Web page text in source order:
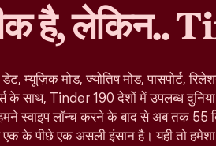
है, लेकिन..
म्यूज़िक मोड, ज्योतिष मोड, पासपोर्ट,
के साथ, Tinder 190 देशों में उपलब्ध
स्वाइप लॉन्च करने के बाद से अब तक 55
एक के पीछे एक असली इंसान है। यही तो